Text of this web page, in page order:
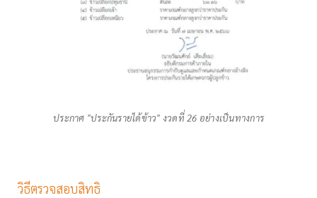
ประกาศ "ประกันรายได้ข้าว" งวดที่ 26 อย่างเป็นทางการ
วิธีตรวจสอบสิทธิ